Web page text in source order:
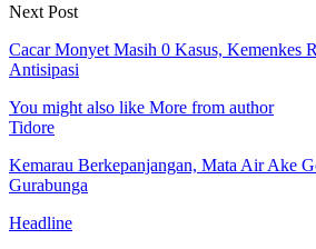
Next Post
Cacar Monyet Masih 0 Kasus, Kemenkes
Antisipasi
You might also like More from author
Tidore
Kemarau Berkepanjangan, Mata Air Ake
Gurabunga
Headline